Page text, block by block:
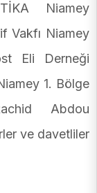
Niamey
Vakfı Niamey
Eli Derneği
1. Bölge
Abdou
ve davetliler